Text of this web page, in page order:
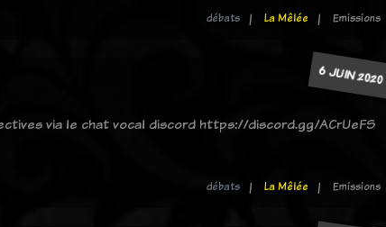
débats La Mêlée Emissions
6 JUIN 2020
via le chat vocal discord https://discord.gg/ACrUeFS
débats La Mêlée Emissions